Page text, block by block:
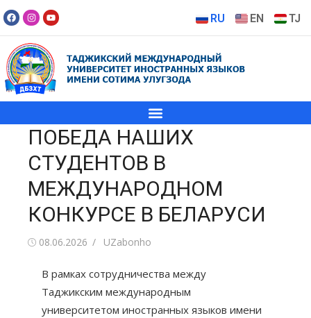
RU EN TJ
ПОБЕДА НАШИХ
СТУДЕНТОВ В
МЕЖДУНАРОДНОМ
КОНКУРСЕ В БЕЛАРУСИ
08.06.2026 UZabonho
В рамках сотрудничества между
Таджикским международным
университетом иностранных языков имени